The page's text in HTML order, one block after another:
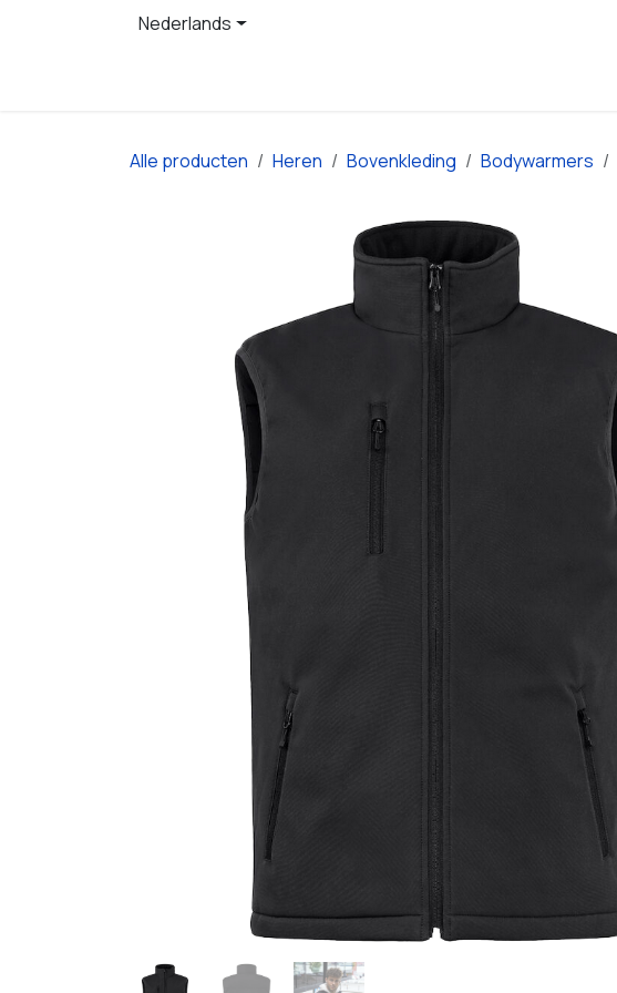
Overslaan naar inhoudNederlands
Alle producten Heren Bovenkleding Bodywarmers